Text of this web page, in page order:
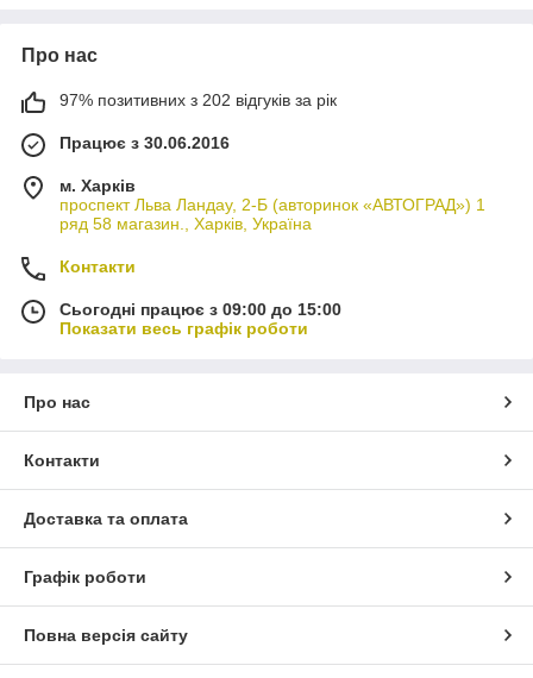
Про нас
97% позитивних з 202 відгуків за рік
Працює з 30.06.2016
м. Харків
проспект Льва Ландау, 2-Б (авторинок «АВТОГРАД») 1
ряд 58 магазин., Харків, Україна
Контакти
Сьогодні працює з 09:00 до 15:00
Показати весь графік роботи
Про нас
Контакти
Доставка та оплата
Графік роботи
Повна версія сайту